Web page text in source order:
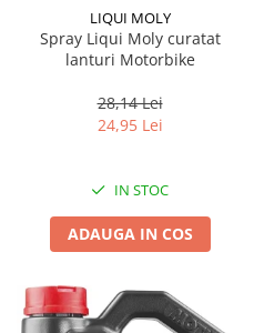
LIQUI MOLY
Spray Liqui Moly curatat
lanturi Motorbike
28,14 Lei
24,95 Lei
IN STOC
ADAUGA IN COS